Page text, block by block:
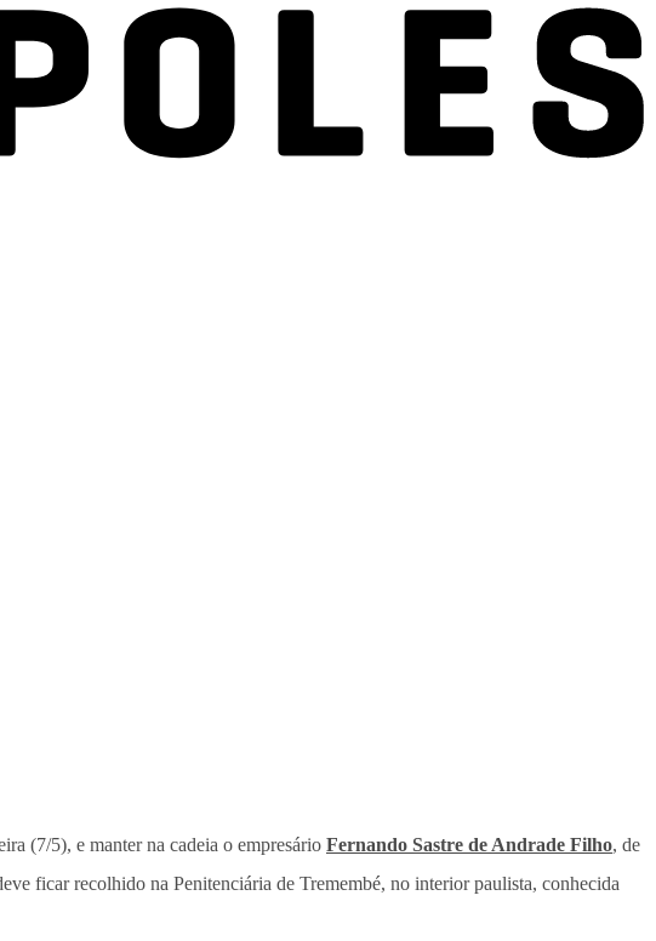
(7/5), e manter na cadeia o empresário Fernando Sastre de Andrade Filho, de
ficar recolhido na Penitenciária de Tremembé, no interior paulista, conhecida